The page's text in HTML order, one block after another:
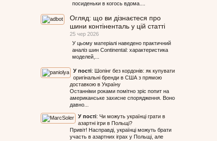
посиденьки в когось вдома....
Огляд: що ви дізнаєтеся про
шини контіненталь у цій статті
25 чер 2026
У цьому матеріалі наведено практичний
аналіз шин Continental: характеристика
моделей,...
У пості: Шопінг без кордонів: як купувати
оригінальні бренди в США з прямою
доставкою в Україну
Останніми роками помітно зріс попит на
американське захисне спорядження. Воно
давно...
У пості: Чи можуть українці грати в
азартні ігри в Польщі?
Привіт! Насправді, українці можуть брати
участь в азартних іграх у Польщі, але